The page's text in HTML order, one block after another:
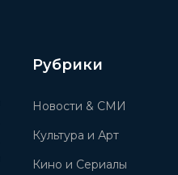
Рубрики
Новости & СМИ
Культура и Арт
Кино и Сериалы